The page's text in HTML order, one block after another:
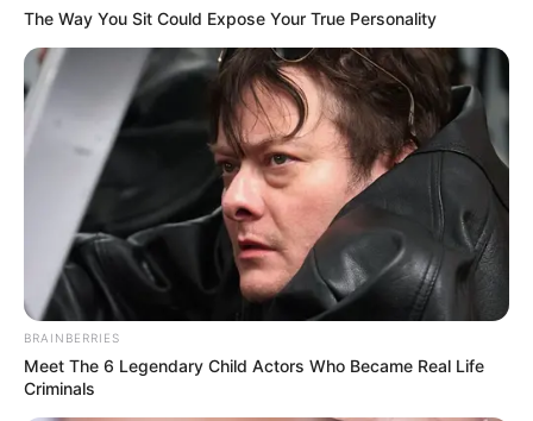
The Way You Sit Could Expose Your True Personality
BRAINBERRIES
Meet The 6 Legendary Child Actors Who Became Real Life
Criminals